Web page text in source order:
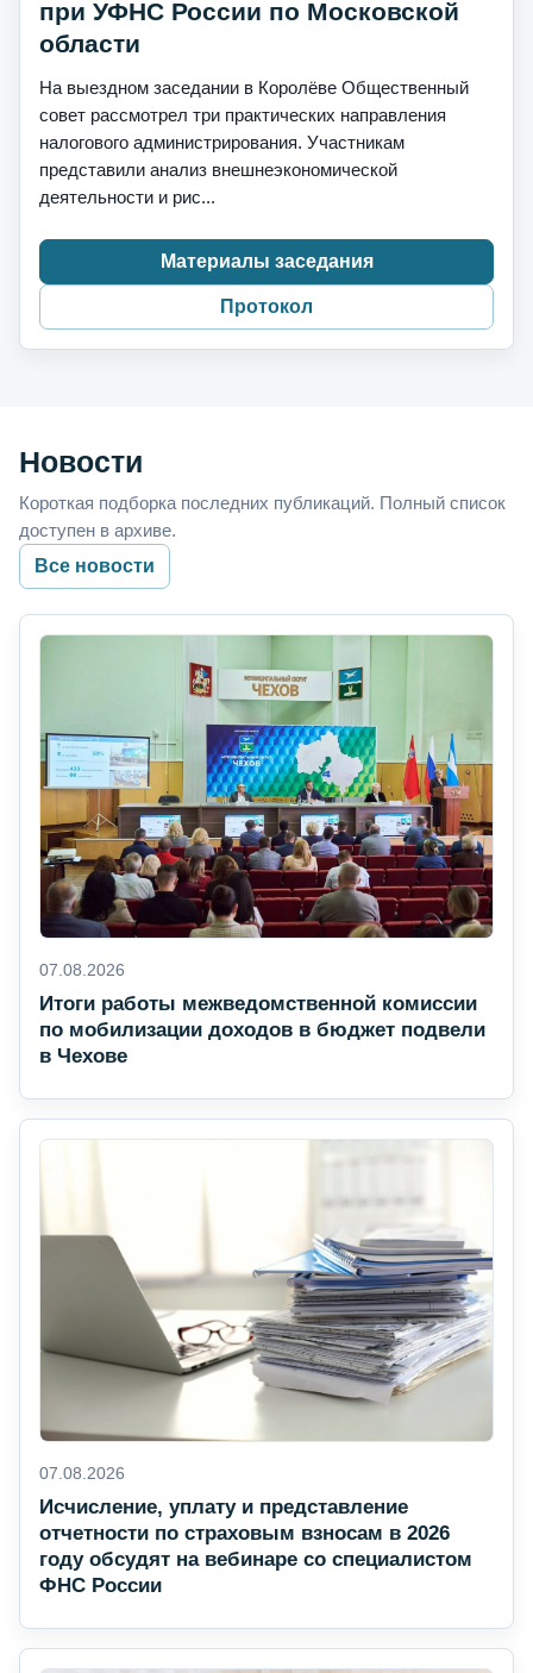
при УФНС России по Московской
области
На выездном заседании в Королёве Общественный
совет рассмотрел три практических направления
налогового администрирования. Участникам
представили анализ внешнеэкономической
деятельности и рис...
Материалы заседания
Протокол
Новости
Короткая подборка последних публикаций. Полный список
доступен в архиве.
Все новости
07.08.2026
Итоги работы межведомственной комиссии
по мобилизации доходов в бюджет подвели
в Чехове
07.08.2026
Исчисление, уплату и представление
отчетности по страховым взносам в 2026
году обсудят на вебинаре со специалистом
ФНС России